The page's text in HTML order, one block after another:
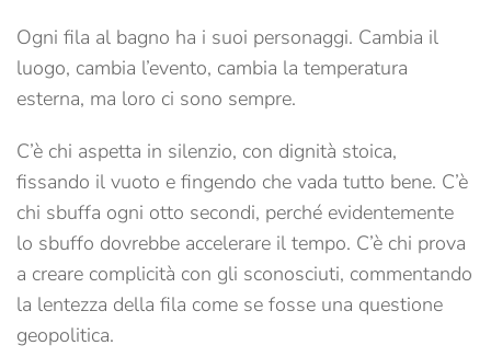
Ogni fila al bagno ha i suoi personaggi. Cambia il
luogo, cambia l’evento, cambia la temperatura
esterna, ma loro ci sono sempre.
C’è chi aspetta in silenzio, con dignità stoica,
fissando il vuoto e fingendo che vada tutto bene. C’è
chi sbuffa ogni otto secondi, perché evidentemente
lo sbuffo dovrebbe accelerare il tempo. C’è chi prova
a creare complicità con gli sconosciuti, commentando
la lentezza della fila come se fosse una questione
geopolitica.